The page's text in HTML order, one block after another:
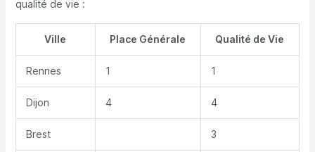
qualité de vie :
Ville Place Générale Qualité de Vie
Rennes 1 1
Dijon 4 4
Brest 3